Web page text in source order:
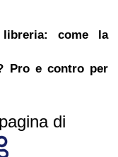
come la
Pro e contro per
di